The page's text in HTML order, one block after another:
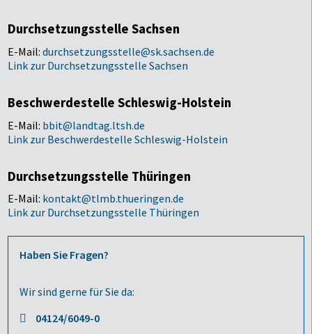
Durchsetzungsstelle Sachsen
E-Mail:durchsetzungsstelle@sk.sachsen.de
Link zur Durchsetzungsstelle Sachsen
Beschwerdestelle Schleswig-Holstein
E-Mail: bbit@landtag.ltsh.de
Link zur Beschwerdestelle Schleswig-Holstein
Durchsetzungsstelle Thüringen
E-Mail: kontakt@tlmb.thueringen.de
Link zur Durchsetzungsstelle Thüringen
Haben Sie Fragen?
Wir sind gerne für Sie da:
04124/6049-0